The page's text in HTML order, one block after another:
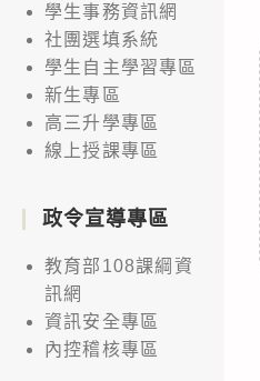
學生事務資訊網
社團選填系統
學生自主學習專區
新生專區
高三升學專區
線上授課專區
政令宣導專區
教育部108課綱資
訊網
資訊安全專區
內控稽核專區